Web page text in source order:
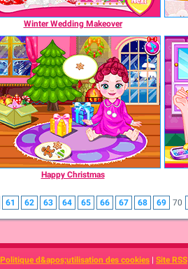
Winter Wedding Makeover
Happy Christmas
61 62 63 64 65 66 67 68 69 70
Politique d&apos;utilisation des cookies | Site RSS